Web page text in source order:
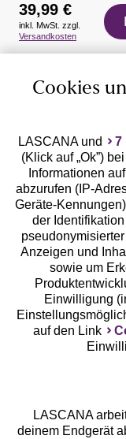
Geprüfte
Unsere
39,99 €
inkl. MwSt. zzgl.
Versandkosten
Cookies
LASCANA und 7
(Klick auf „Ok”)
Informationen
abzurufen (IP-
Geräte-
der
Anzeigen und
sowie um
Einwilligung
auf den Link
LASCANA
deinem Endgerät